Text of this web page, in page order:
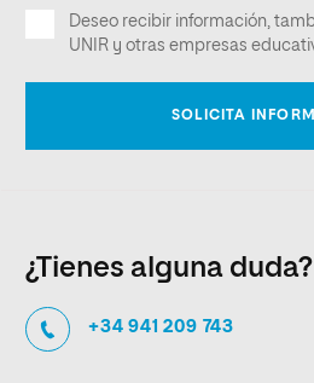
¿Tienes alguna duda?
+34 941 209 743